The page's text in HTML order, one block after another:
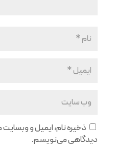
ذخیره نام، ایمیل و وبسایت
دیدگاهی می‌نویسم.